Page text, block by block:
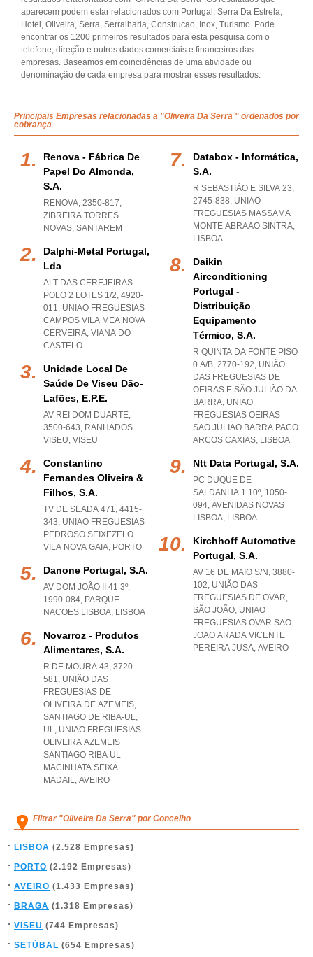
aparecem podem estar relacionados com Portugal, Serra Da Estrela,
Hotel, Oliveira, Serra, Serralharia, Construcao, Inox, Turismo. Pode
encontrar os 1200 primeiros resultados para esta pesquisa com o
telefone, direção e outros dados comerciais e financeiros das
empresas. Baseamos em coincidências de uma atividade ou
denominação de cada empresa para mostrar esses resultados.
Principais Empresas relacionadas a "Oliveira Da Serra " ordenados por
cobrança
Renova - Fábrica De
Papel Do Almonda,
S.a.
RENOVA, 2350-817,
ZIBREIRA TORRES
NOVAS, SANTAREM
Dalphi-Metal Portugal,
Lda
ALT DAS CEREJEIRAS
POLO 2 LOTES 1/2, 4920-
011, UNIAO FREGUESIAS
CAMPOS VILA MEA NOVA
CERVEIRA, VIANA DO
CASTELO
Unidade Local De
Saúde De Viseu Dão-
Lafões, E.p.e.
AV REI DOM DUARTE,
3500-643, RANHADOS
VISEU, VISEU
Constantino
Fernandes Oliveira &
Filhos, S.a.
TV DE SEADA 471, 4415-
343, UNIAO FREGUESIAS
PEDROSO SEIXEZELO
VILA NOVA GAIA, PORTO
Danone Portugal, S.a.
AV DOM JOÃO II 41 3º,
1990-084, PARQUE
NACOES LISBOA, LISBOA
Novarroz - Produtos
Alimentares, S.a.
R DE MOURA 43, 3720-
581, UNIÃO DAS
FREGUESIAS DE
OLIVEIRA DE AZEMEIS,
SANTIAGO DE RIBA-UL,
UL, UNIAO FREGUESIAS
OLIVEIRA AZEMEIS
SANTIAGO RIBA UL
MACINHATA SEIXA
MADAIL, AVEIRO
Databox - Informática,
S.a.
R SEBASTIÃO E SILVA 23,
2745-838, UNIAO
FREGUESIAS MASSAMA
MONTE ABRAAO SINTRA,
LISBOA
Daikin
Airconditioning
Portugal -
Distribuição
Equipamento
Térmico, S.a.
R QUINTA DA FONTE PISO
0 A/B, 2770-192, UNIÃO
DAS FREGUESIAS DE
OEIRAS E SÃO JULIÃO DA
BARRA, UNIAO
FREGUESIAS OEIRAS
SAO JULIAO BARRA PACO
ARCOS CAXIAS, LISBOA
Ntt Data Portugal, S.a.
PC DUQUE DE
SALDANHA 1 10º, 1050-
094, AVENIDAS NOVAS
LISBOA, LISBOA
Kirchhoff Automotive
Portugal, S.a.
AV 16 DE MAIO S/N, 3880-
102, UNIÃO DAS
FREGUESIAS DE OVAR,
SÃO JOÃO, UNIAO
FREGUESIAS OVAR SAO
JOAO ARADA VICENTE
PEREIRA JUSA, AVEIRO
Filtrar "Oliveira Da Serra" por Concelho
LISBOA (2.528 Empresas)
PORTO (2.192 Empresas)
AVEIRO (1.433 Empresas)
BRAGA (1.318 Empresas)
VISEU (744 Empresas)
SETÚBAL (654 Empresas)